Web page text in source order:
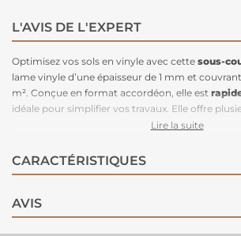
L'AVIS DE L'EXPERT
Optimisez vos sols en vinyle avec cette sous-
lame vinyle d’une épaisseur de 1 mm et
m². Conçue en format accordéon, elle est
idéale pour simplifier vos travaux. Elle offre
réduction des bruits d’ambiance, protection
pour assembler aisément les coupes entre elles.
pratique et efficace pour améliorer le confort et
Lire la suite
CARACTÉRISTIQUES
AVIS